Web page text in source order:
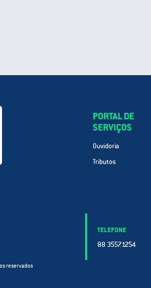
PORTAL DE
SERVIÇOS
Ouvidoria
Tributos
reservados
TELEFONE
88 3557.1254